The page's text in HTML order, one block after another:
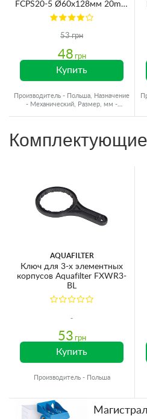
FCPS20-5 Ø60x128мм 20mcr
45°C (очистка от
механических примесей)
53 грн
48 грн
Купить
Производитель - Польша, Назначение
- Механический, Размер, мм -
Комплектующие
AQUAFILTER
Ключ для 3-х элементных
корпусов Aquafilter FXWR3-
BL
53 грн
Купить
Производитель - Польша